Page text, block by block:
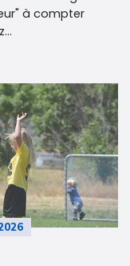
à compter